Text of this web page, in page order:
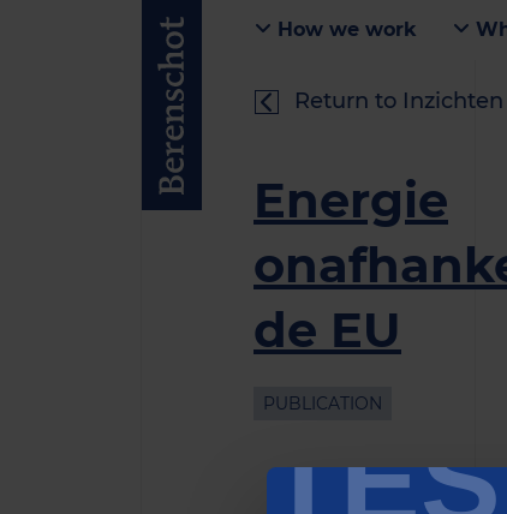
How we work
Return to Inzichten
Energie
de EU
PUBLICATION